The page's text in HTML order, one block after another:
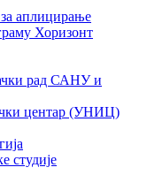
аплицирање
Хоризонт
рад САНУ и
центар (УНИЦ)
студије